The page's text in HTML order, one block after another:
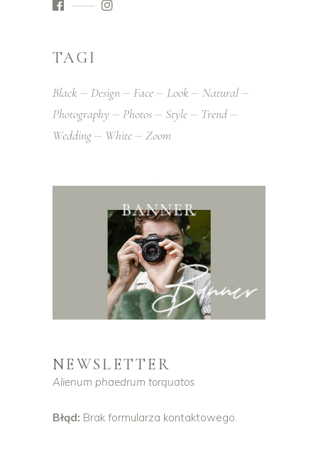
TAGI
Black Design Face Look
Natural
Photography
Photos Style
Trend
Wedding
White Zoom
NEWSLETTER
Alienum phaedrum torquatos
Błąd: Brak formularza kontaktowego.